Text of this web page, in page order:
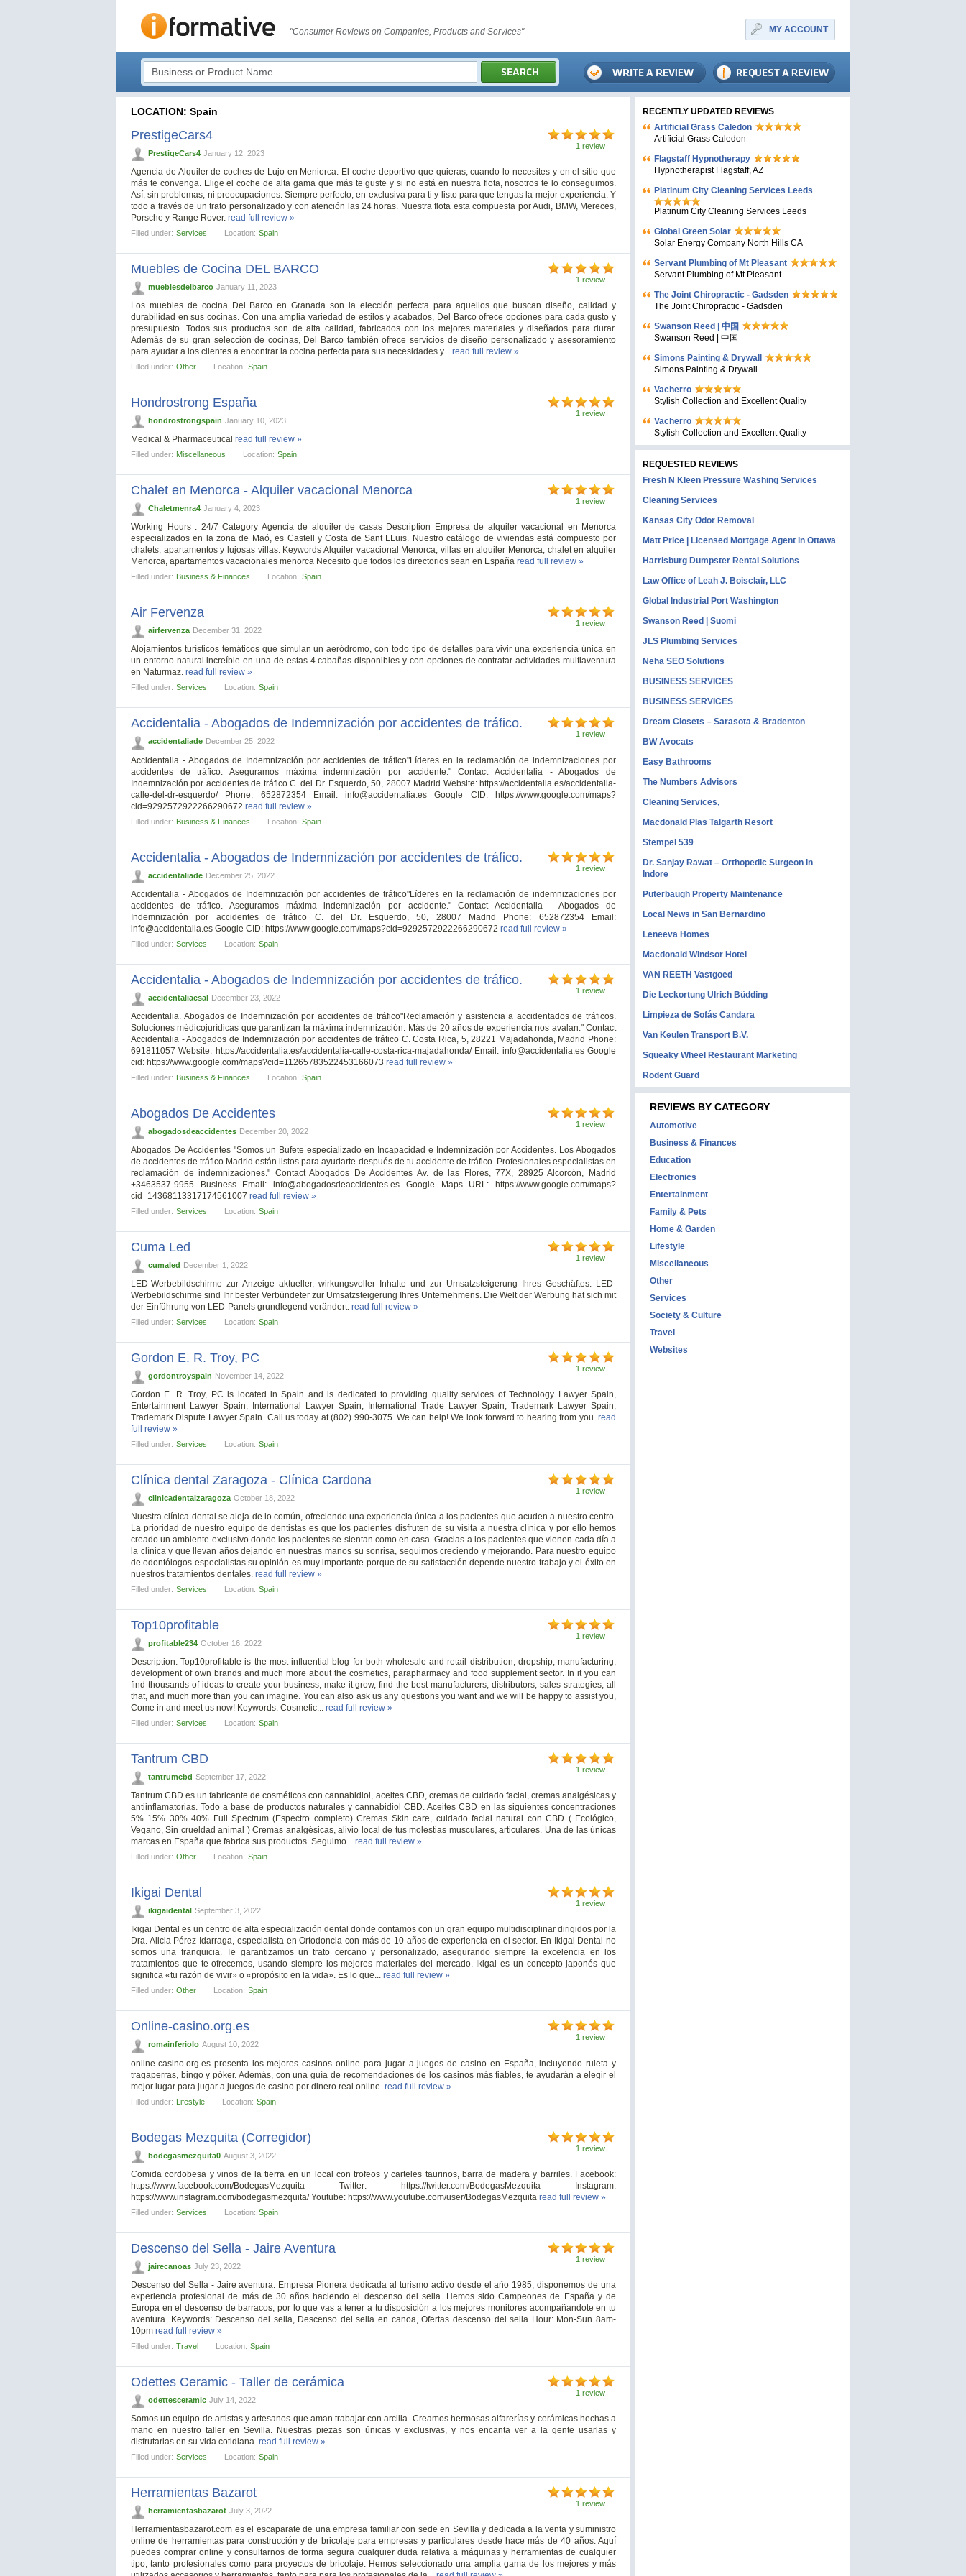
"Consumer Reviews on Companies, Products and Services" MY ACCOUNT
LOCATION: Spain
1 review
PrestigeCars4
PrestigeCars4 January 12, 2023
Agencia de Alquiler de coches de Lujo en Meniorca. El coche deportivo que quieras, cuando lo necesites y en el sitio que
más te convenga. Elige el coche de alta gama que más te guste y si no está en nuestra flota, nosotros te lo conseguimos.
Así, sin problemas, ni preocupaciones. Siempre perfecto, en exclusiva para ti y listo para que tengas la mejor experiencia. Y
todo a través de un trato personalizado y con atención las 24 horas. Nuestra flota esta compuesta por Audi, BMW, Mereces,
Porsche y Range Rover. read full review »
Filled under: Services Location: Spain
1 review
Muebles de Cocina DEL BARCO
mueblesdelbarco January 11, 2023
Los muebles de cocina Del Barco en Granada son la elección perfecta para aquellos que buscan diseño, calidad y
durabilidad en sus cocinas. Con una amplia variedad de estilos y acabados, Del Barco ofrece opciones para cada gusto y
presupuesto. Todos sus productos son de alta calidad, fabricados con los mejores materiales y diseñados para durar.
Además de su gran selección de cocinas, Del Barco también ofrece servicios de diseño personalizado y asesoramiento
para ayudar a los clientes a encontrar la cocina perfecta para sus necesidades y... read full review »
Filled under: Other Location: Spain
1 review
Hondrostrong España
hondrostrongspain January 10, 2023
Medical & Pharmaceutical read full review »
Filled under: Miscellaneous Location: Spain
1 review
Chalet en Menorca - Alquiler vacacional Menorca
Chaletmenra4 January 4, 2023
Working Hours : 24/7 Category Agencia de alquiler de casas Description Empresa de alquiler vacacional en Menorca
especializados en la zona de Maó, es Castell y Costa de Sant LLuis. Nuestro catálogo de viviendas está compuesto por
chalets, apartamentos y lujosas villas. Keywords Alquiler vacacional Menorca, villas en alquiler Menorca, chalet en alquiler
Menorca, apartamentos vacacionales menorca Necesito que todos los directorios sean en España read full review »
Filled under: Business & Finances Location: Spain
1 review
Air Fervenza
airfervenza December 31, 2022
Alojamientos turísticos temáticos que simulan un aeródromo, con todo tipo de detalles para vivir una experiencia única en
un entorno natural increíble en una de estas 4 cabañas disponibles y con opciones de contratar actividades multiaventura
en Naturmaz. read full review »
Filled under: Services Location: Spain
1 review
Accidentalia - Abogados de Indemnización por accidentes de tráfico.
accidentaliade December 25, 2022
Accidentalia - Abogados de Indemnización por accidentes de tráfico"Líderes en la reclamación de indemnizaciones por
accidentes de tráfico. Aseguramos máxima indemnización por accidente." Contact Accidentalia - Abogados de
Indemnización por accidentes de tráfico C. del Dr. Esquerdo, 50, 28007 Madrid Website: https://accidentalia.es/accidentalia-
calle-del-dr-esquerdo/ Phone: 652872354 Email:info@accidentalia.es Google CID: https://www.google.com/maps?
cid=9292572922266290672 read full review »
Filled under: Business & Finances Location: Spain
1 review
Accidentalia - Abogados de Indemnización por accidentes de tráfico.
accidentaliade December 25, 2022
Accidentalia - Abogados de Indemnización por accidentes de tráfico"Líderes en la reclamación de indemnizaciones por
accidentes de tráfico. Aseguramos máxima indemnización por accidente." Contact Accidentalia - Abogados de
Indemnización por accidentes de tráfico C. del Dr. Esquerdo, 50, 28007 Madrid Phone: 652872354 Email:
info@accidentalia.es Google CID: https://www.google.com/maps?cid=9292572922266290672 read full review »
Filled under: Services Location: Spain
1 review
Accidentalia - Abogados de Indemnización por accidentes de tráfico.
accidentaliaesal December 23, 2022
Accidentalia. Abogados de Indemnización por accidentes de tráfico"Reclamación y asistencia a accidentados de tráficos.
Soluciones médicojurídicas que garantizan la máxima indemnización. Más de 20 años de experiencia nos avalan." Contact
Accidentalia - Abogados de Indemnización por accidentes de tráfico C. Costa Rica, 5, 28221 Majadahonda, Madrid Phone:
691811057 Website: https://accidentalia.es/accidentalia-calle-costa-rica-majadahonda/ Email: info@accidentalia.esGoogle
cid: https://www.google.com/maps?cid=11265783522453166073 read full review »
Filled under: Business & Finances Location: Spain
1 review
Abogados De Accidentes
abogadosdeaccidentes December 20, 2022
Abogados De Accidentes "Somos un Bufete especializado en Incapacidad e Indemnización por Accidentes. Los Abogados
de accidentes de tráfico Madrid están listos para ayudarte después de tu accidente de tráfico. Profesionales especialistas en
reclamación de indemnizaciones." Contact Abogados De Accidentes Av. de las Flores, 77X, 28925 Alcorcón, Madrid
+3463537-9955 Business Email:info@abogadosdeaccidentes.es Google Maps URL: https://www.google.com/maps?
cid=14368113317174561007 read full review »
Filled under: Services Location: Spain
1 review
Cuma Led
cumaled December 1, 2022
LED-Werbebildschirme zur Anzeige aktueller, wirkungsvoller Inhalte und zur Umsatzsteigerung Ihres Geschäftes. LED-
Werbebildschirme sind Ihr bester Verbündeter zur Umsatzsteigerung Ihres Unternehmens. Die Welt der Werbung hat sich mit
der Einführung von LED-Panels grundlegend verändert. read full review »
Filled under: Services Location: Spain
1 review
Gordon E. R. Troy, PC
gordontroyspain November 14, 2022
Gordon E. R. Troy, PC is located in Spain and is dedicated to providing quality services of Technology Lawyer Spain,
Entertainment Lawyer Spain, International Lawyer Spain, International Trade Lawyer Spain, Trademark Lawyer Spain,
Trademark Dispute Lawyer Spain. Call us today at (802) 990-3075. We can help! We look forward to hearing from you. read
full review »
Filled under: Services Location: Spain
1 review
Clínica dental Zaragoza - Clínica Cardona
clinicadentalzaragoza October 18, 2022
Nuestra clínica dental se aleja de lo común, ofreciendo una experiencia única a los pacientes que acuden a nuestro centro.
La prioridad de nuestro equipo de dentistas es que los pacientes disfruten de su visita a nuestra clínica y por ello hemos
creado un ambiente exclusivo donde los pacientes se sientan como en casa. Gracias a los pacientes que vienen cada día a
la clínica y que llevan años dejando en nuestras manos su sonrisa, seguimos creciendo y mejorando. Para nuestro equipo
de odontólogos especialistas su opinión es muy importante porque de su satisfacción depende nuestro trabajo y el éxito en
nuestros tratamientos dentales. read full review »
Filled under: Services Location: Spain
1 review
Top10profitable
profitable234 October 16, 2022
Description: Top10profitable is the most influential blog for both wholesale and retail distribution, dropship, manufacturing,
development of own brands and much more about the cosmetics, parapharmacy and food supplement sector. In it you can
find thousands of ideas to create your business, make it grow, find the best manufacturers, distributors, sales strategies, all
that, and much more than you can imagine. You can also ask us any questions you want and we will be happy to assist you,
Come in and meet us now! Keywords: Cosmetic... read full review »
Filled under: Services Location: Spain
1 review
Tantrum CBD
tantrumcbd September 17, 2022
Tantrum CBD es un fabricante de cosméticos con cannabidiol, aceites CBD, cremas de cuidado facial, cremas analgésicas y
antiinflamatorias. Todo a base de productos naturales y cannabidiol CBD. Aceites CBD en las siguientes concentraciones
5% 15% 30% 40% Full Spectrum (Espectro completo) Cremas Skin care, cuidado facial natural con CBD ( Ecológico,
Vegano, Sin crueldad animal ) Cremas analgésicas, alivio local de tus molestias musculares, articulares. Una de las únicas
marcas en España que fabrica sus productos. Seguimo... read full review »
Filled under: Other Location: Spain
1 review
Ikigai Dental
ikigaidental September 3, 2022
Ikigai Dental es un centro de alta especialización dental donde contamos con un gran equipo multidisciplinar dirigidos por la
Dra. Alicia Pérez Idarraga, especialista en Ortodoncia con más de 10 años de experiencia en el sector. En Ikigai Dental no
somos una franquicia. Te garantizamos un trato cercano y personalizado, asegurando siempre la excelencia en los
tratamientos que te ofrecemos, usando siempre los mejores materiales del mercado. Ikigai es un concepto japonés que
significa «tu razón de vivir» o «propósito en la vida». Es lo que... read full review »
Filled under: Other Location: Spain
1 review
Online-casino.org.es
romainferiolo August 10, 2022
online-casino.org.es presenta los mejores casinos online para jugar a juegos de casino en España, incluyendo ruleta y
tragaperras, bingo y póker. Además, con una guía de recomendaciones de los casinos más fiables, te ayudarán a elegir el
mejor lugar para jugar a juegos de casino por dinero real online. read full review »
Filled under: Lifestyle Location: Spain
1 review
Bodegas Mezquita (Corregidor)
bodegasmezquita0 August 3, 2022
Comida cordobesa y vinos de la tierra en un local con trofeos y carteles taurinos, barra de madera y barriles. Facebook:
https://www.facebook.com/BodegasMezquita Twitter: https://twitter.com/BodegasMezquita Instagram:
https://www.instagram.com/bodegasmezquita/ Youtube: https://www.youtube.com/user/BodegasMezquita read full review »
Filled under: Services Location: Spain
1 review
Descenso del Sella - Jaire Aventura
jairecanoas July 23, 2022
Descenso del Sella - Jaire aventura. Empresa Pionera dedicada al turismo activo desde el año 1985, disponemos de una
experiencia profesional de más de 30 años haciendo el descenso del sella. Hemos sido Campeones de España y de
Europa en el descenso de barracos, por lo que vas a tener a tu disposición a los mejores monitores acompañandote en tu
aventura. Keywords: Descenso del sella, Descenso del sella en canoa, Ofertas descenso del sella Hour: Mon-Sun 8am-
10pm read full review »
Filled under: Travel Location: Spain
1 review
Odettes Ceramic - Taller de cerámica
odettesceramic July 14, 2022
Somos un equipo de artistas y artesanos que aman trabajar con arcilla. Creamos hermosas alfarerías y cerámicas hechas a
mano en nuestro taller en Sevilla. Nuestras piezas son únicas y exclusivas, y nos encanta ver a la gente usarlas y
disfrutarlas en su vida cotidiana. read full review »
Filled under: Services Location: Spain
1 review
Herramientas Bazarot
herramientasbazarot July 3, 2022
Herramientasbazarot.com es el escaparate de una empresa familiar con sede en Sevilla y dedicada a la venta y suministro
online de herramientas para construcción y de bricolaje para empresas y particulares desde hace más de 40 años. Aquí
puedes comprar online y consultarnos de forma segura cualquier duda relativa a máquinas y herramientas de cualquier
tipo, tanto profesionales como para proyectos de bricolaje. Hemos seleccionado una amplia gama de los mejores y más
RECENTLY UPDATED REVIEWS
Artificial Grass Caledon
Artificial Grass Caledon
Flagstaff Hypnotherapy
Hypnotherapist Flagstaff, AZ
Platinum City Cleaning Services Leeds
Platinum City Cleaning Services Leeds
Global Green Solar
Solar Energy Company North Hills CA
Servant Plumbing of Mt Pleasant
Servant Plumbing of Mt Pleasant
The Joint Chiropractic - Gadsden
The Joint Chiropractic - Gadsden
Swanson Reed | 中国
Swanson Reed | 中国
Simons Painting & Drywall
Simons Painting & Drywall
Vacherro
Stylish Collection and Excellent Quality
Vacherro
Stylish Collection and Excellent Quality
REQUESTED REVIEWS
Fresh N Kleen Pressure Washing Services
Cleaning Services
Kansas City Odor Removal
Matt Price | Licensed Mortgage Agent in Ottawa
Harrisburg Dumpster Rental Solutions
Law Office of Leah J. Boisclair, LLC
Global Industrial Port Washington
Swanson Reed | Suomi
JLS Plumbing Services
Neha SEO Solutions
BUSINESS SERVICES
BUSINESS SERVICES
Dream Closets – Sarasota & Bradenton
BW Avocats
Easy Bathrooms
The Numbers Advisors
Cleaning Services,
Macdonald Plas Talgarth Resort
Stempel 539
Dr. Sanjay Rawat – Orthopedic Surgeon in
Indore
Puterbaugh Property Maintenance
Local News in San Bernardino
Leneeva Homes
Macdonald Windsor Hotel
VAN REETH Vastgoed
Die Leckortung Ulrich Büdding
Limpieza de Sofás Candara
Van Keulen Transport B.V.
Squeaky Wheel Restaurant Marketing
Rodent Guard
REVIEWS BY CATEGORY
Automotive
Business & Finances
Education
Electronics
Entertainment
Family & Pets
Home & Garden
Lifestyle
Miscellaneous
Other
Services
Society & Culture
Travel
Websites